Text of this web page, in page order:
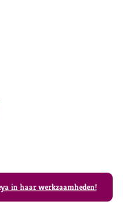
in haar werkzaamheden!